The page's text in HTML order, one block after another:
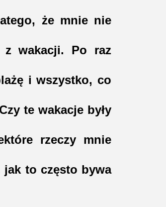
że mnie nie
z wakacji. Po raz
i wszystko, co
te wakacje były
rzeczy mnie
jak to często bywa